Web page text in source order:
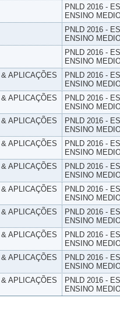
PNLD 2016 -
ENSINO
PNLD 2016 -
ENSINO
PNLD 2016 -
ENSINO
APLICAÇÕES
PNLD 2016 -
ENSINO
APLICAÇÕES
PNLD 2016 -
ENSINO
APLICAÇÕES
PNLD 2016 -
ENSINO
APLICAÇÕES
PNLD 2016 -
ENSINO
APLICAÇÕES
PNLD 2016 -
ENSINO
APLICAÇÕES
PNLD 2016 -
ENSINO
APLICAÇÕES
PNLD 2016 -
ENSINO
APLICAÇÕES
PNLD 2016 -
ENSINO
APLICAÇÕES
PNLD 2016 -
ENSINO
APLICAÇÕES
PNLD 2016 -
ENSINO